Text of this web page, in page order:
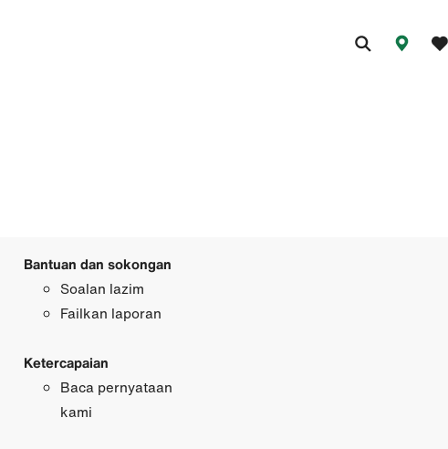
Bantuan dan sokongan
Soalan lazim
Failkan laporan
Ketercapaian
Baca pernyataan
kami